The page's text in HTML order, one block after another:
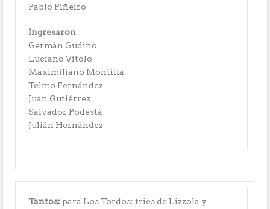
Pablo Piñeiro
Ingresaron
Germán Gudiño
Luciano Vitolo
Maximiliano Montilla
Telmo Fernández
Juan Gutiérrez
Salvador Podestá
Julián Hernández
Tantos: para Los Tordos: tries de Lizzola y